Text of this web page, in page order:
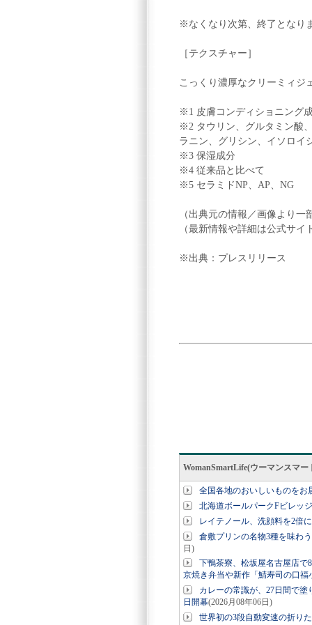
※なくなり次第、終了となり
［テクスチャー］
こっくり濃厚なクリーミィジ
※1 皮膚コンディショニング
※2 タウリン、グルタミン酸
ラニン、グリシン、イソロイ
※3 保湿成分
※4 従来品と比べて
※5 セラミドNP、AP、NG
（出典元の情報／画像より一
（最新情報や詳細は公式サ
※出典：プレスリリース
WomanSmartLife(ウーマンスマ
全国各地のおいしいものを
北海道ボールパークFビレッ
レイテノール、洗顔料を2倍
倉敷プリンの名物3種を味わ
日)
下鴨茶寮、松坂屋名古屋店
京焼き弁当や新作「鯖寿司の口福
カレーの常識が、27日間で塗
日開幕(2026月08年06日)
世界初の3段自動変速の折り